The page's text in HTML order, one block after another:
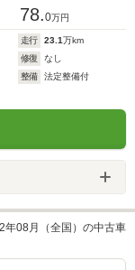
78.0万円
走行 23.1万km
修復
なし
整備
法定整備付
年08月（全国）の中古車